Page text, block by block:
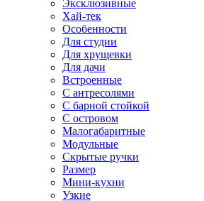
Эксклюзивные
Хай-тек
Особенности
Для студии
Для хрущевки
Для дачи
Встроенные
С антресолями
С барной стойкой
С островом
Малогабаритные
Модульные
Скрытые ручки
Размер
Мини-кухни
Узкие